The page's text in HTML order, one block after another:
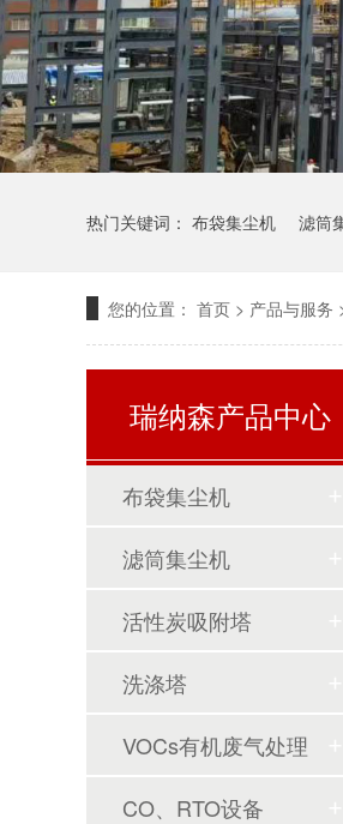
热门关键词： 布袋集尘机 滤筒
您的位置： 首页 > 产品与服务
瑞纳森产品中心
布袋集尘机
滤筒集尘机
活性炭吸附塔
洗涤塔
VOCs有机废气处理
CO、RTO设备